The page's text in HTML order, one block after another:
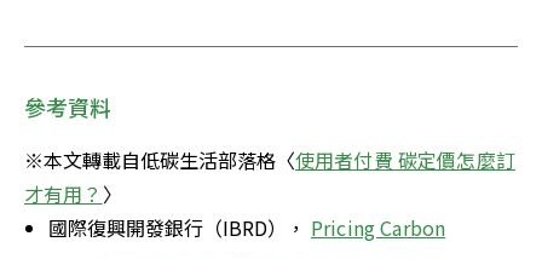
參考資料
※本文轉載自低碳生活部落格〈使用者付費 碳定價怎麼訂
才有用？ 〉
國際復興開發銀行（IBRD）， Pricing Carbon